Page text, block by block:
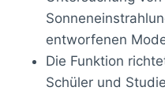
entworfenen
Die Funktion
Schüler und